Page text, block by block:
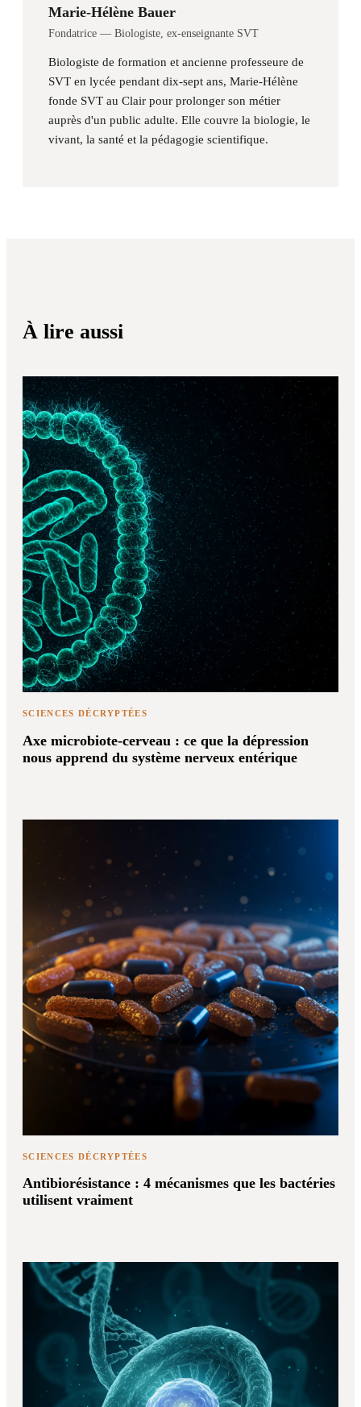
Marie-Hélène Bauer
Fondatrice — Biologiste, ex-enseignante SVT
Biologiste de formation et ancienne professeure de
SVT en lycée pendant dix-sept ans, Marie-Hélène
fonde SVT au Clair pour prolonger son métier
auprès d'un public adulte. Elle couvre la biologie, le
vivant, la santé et la pédagogie scientifique.
À lire aussi
SCIENCES DÉCRYPTÉES
Axe microbiote-cerveau : ce que la dépression
nous apprend du système nerveux entérique
SCIENCES DÉCRYPTÉES
Antibiorésistance : 4 mécanismes que les bactéries
utilisent vraiment